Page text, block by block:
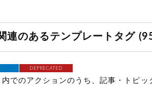
tag="
連のあるテンプレートタグ
DEPRECATED
でのアクションのうち、記事・トピッ